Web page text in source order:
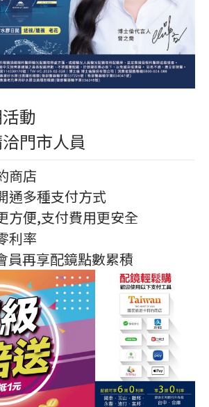
動
門市人員
商店
通多種支付方式
方便,支付費用更安全
利率
員再享配鏡點數累積